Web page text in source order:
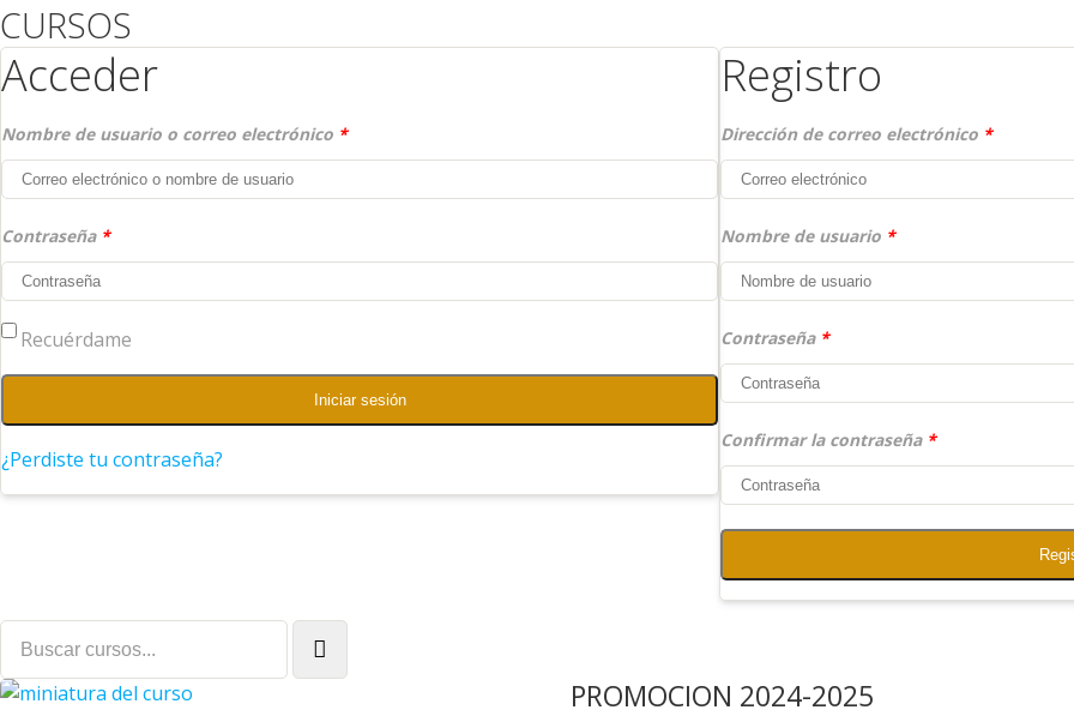
CURSOS
Acceder
Nombre de usuario o correo electrónico *
Contraseña *
Recuérdame
Iniciar sesión
¿Perdiste tu contraseña?
Registro
Dirección de correo electrónico *
Nombre de usuario *
Contraseña *
Confirmar la contraseña *
PROMOCION 2024-2025